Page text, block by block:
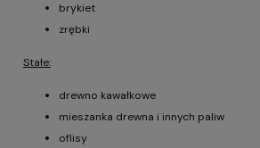
brykiet
zrębki
Stałe:
drewno kawałkowe
mieszanka drewna i innych paliw
oflisy